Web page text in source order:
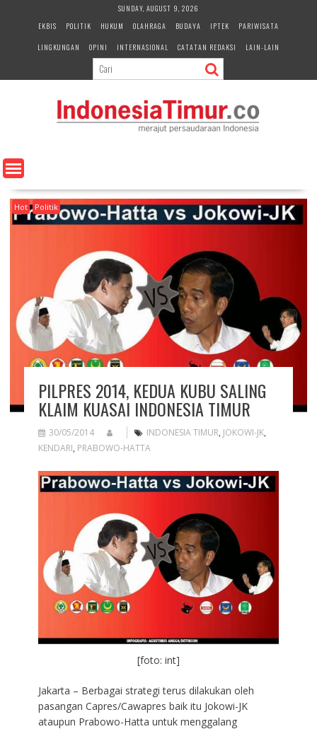
e
n
SUNDAY, AUGUST 9, 2026
EKBIS
POLITIK HUKUM OLAHRAGA BUDAYA IPTEK
PARIWISATA
LINGKUNGAN
OPINI INTERNASIONAL CATATAN REDAKSI LAIN-LAIN
Hot Politik
PILPRES 2014, KEDUA KUBU SALING
KLAIM KUASAI INDONESIA TIMUR
30/05/2014 INDONESIA TIMUR, JOKOWI-JK,
KENDARI, PRABOWO-HATTA
[foto: int]
Jakarta – Berbagai strategi terus dilakukan oleh
pasangan Capres/Cawapres baik itu Jokowi-JK
ataupun Prabowo-Hatta untuk menggalang